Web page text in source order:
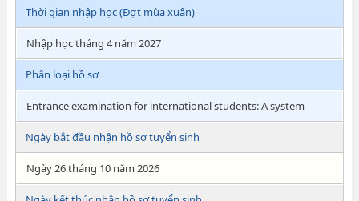
Thời gian nhập học (Đợt mùa xuân)
Nhập học tháng 4 năm 2027
Phân loại hồ sơ
Entrance examination for international students: A system
Ngày bắt đầu nhận hồ sơ tuyển sinh
Ngày 26 tháng 10 năm 2026